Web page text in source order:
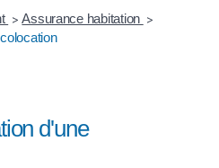
> Assurance habitation >
d'une